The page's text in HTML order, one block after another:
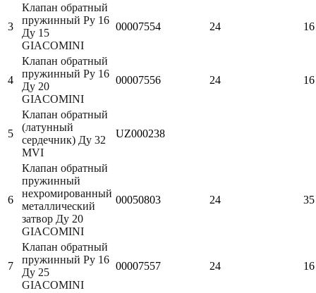
3
Клапан обратный
пружинный Ру 16
Ду 15
GIACOMINI
00007554 24 16
4
Клапан обратный
пружинный Ру 16
Ду 20
GIACOMINI
00007556 24 16
5
Клапан обратный
(латунный
сердечник) Ду 32
MVI
UZ000238
6
Клапан обратный
пружинный
нехромированный
металлический
затвор Ду 20
GIACOMINI
00050803 24 35
7
Клапан обратный
пружинный Ру 16
Ду 25
GIACOMINI
00007557 24 16